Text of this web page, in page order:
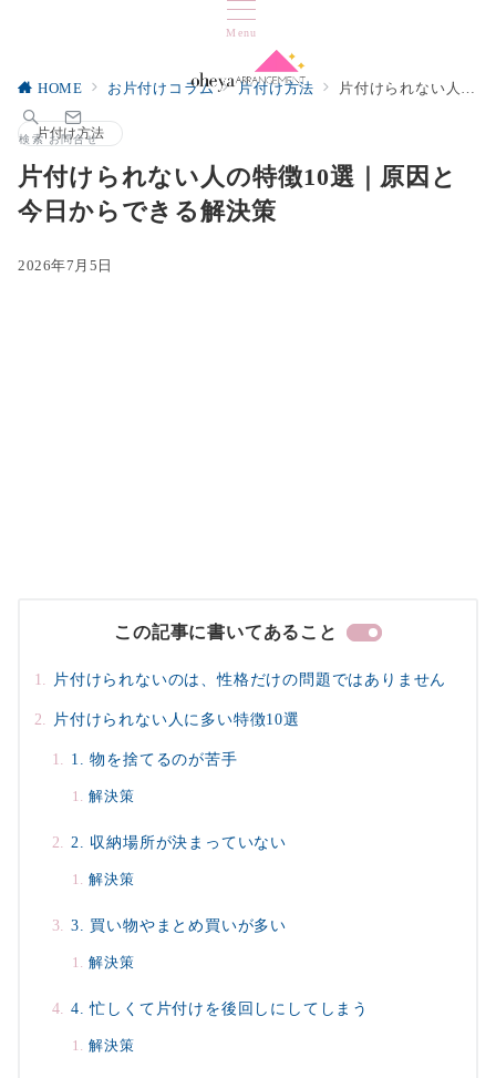
Menu
検索 お問合せ
HOME お片付けコラム 片付け方法 片付けられない人の特徴10選｜原因と今日からできる解決策
片付け方法
片付けられない人の特徴10選｜原因と
今日からできる解決策
2026年7月5日
この記事に書いてあること
片付けられないのは、性格だけの問題ではありません
片付けられない人に多い特徴10選
1. 物を捨てるのが苦手
解決策
2. 収納場所が決まっていない
解決策
3. 買い物やまとめ買いが多い
解決策
4. 忙しくて片付けを後回しにしてしまう
解決策